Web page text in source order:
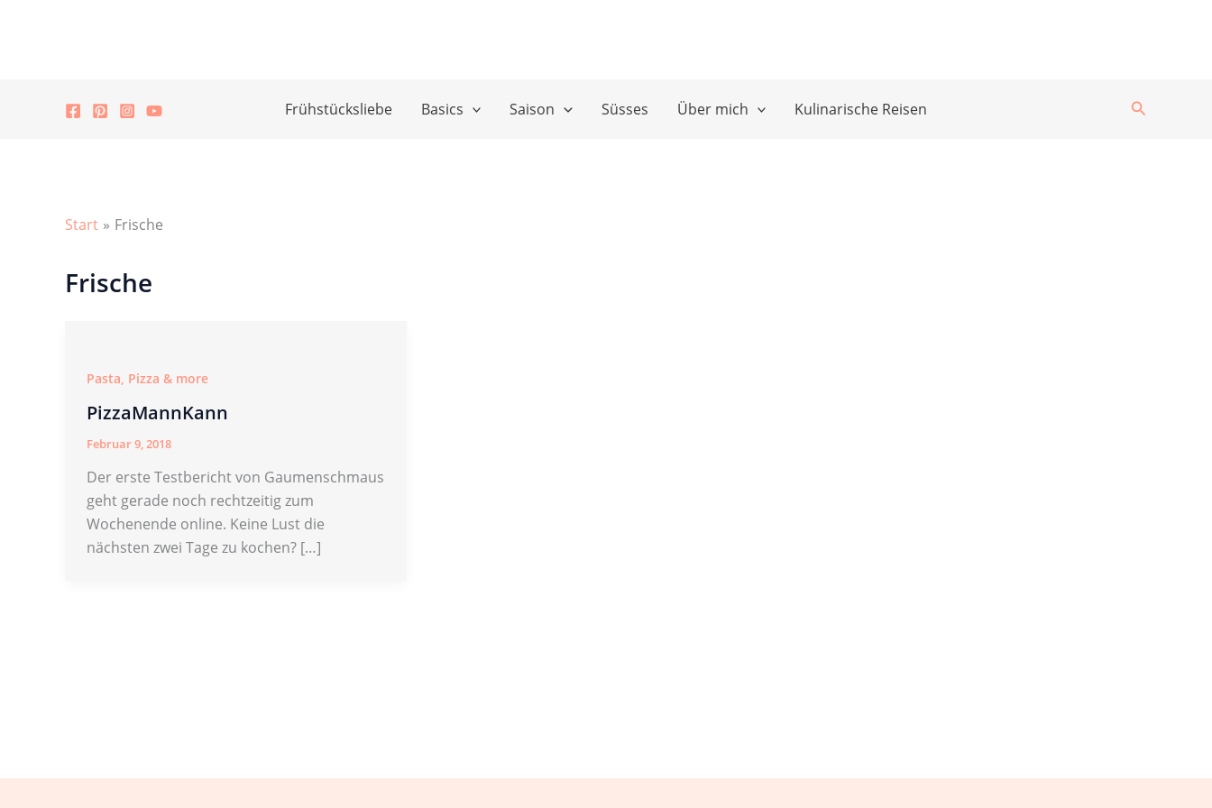
Frühstücksliebe Basics Saison Süsses Über mich Kulinarische Reisen Suchen
Start Frische
Frische
Pasta, Pizza & more
PizzaMannKann
Februar 9, 2018
Der erste Testbericht von Gaumenschmaus
geht gerade noch rechtzeitig zum
Wochenende online. Keine Lust die
nächsten zwei Tage zu kochen? […]